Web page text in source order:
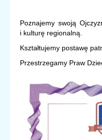
Poznajemy swoją
i kulturę regionalną.
Kształtujemy postawę
Przestrzegamy Praw